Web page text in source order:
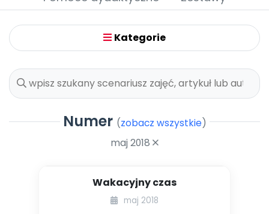
Pomoc
Kategorie
Numer (zobacz wszystkie)
maj 2018
Wakacyjny czas
maj 2018